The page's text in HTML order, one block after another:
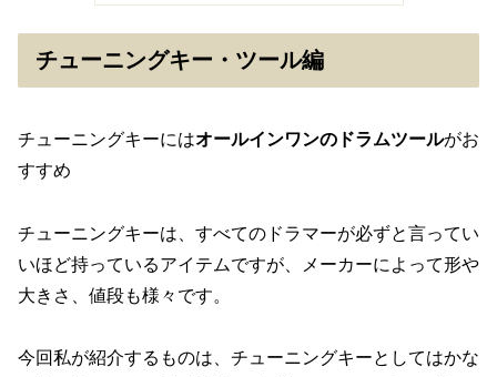
チューニングキー・ツール編
チューニングキーにはオールインワンのドラムツールがお
すすめ
チューニングキーは、すべてのドラマーが必ずと言ってい
いほど持っているアイテムですが、メーカーによって形や
大きさ、値段も様々です。
今回私が紹介するものは、チューニングキーとしてはかな